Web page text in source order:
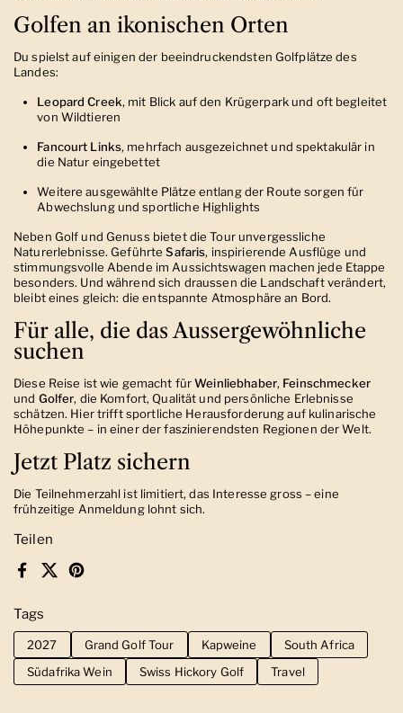
Teilen
Facebook
X (Twitter)Pinterest
Tags
2027 Grand Golf Tour Kapweine
South Africa
Südafrika Wein
Swiss Hickory Golf Travel
Golfen an ikonischen Orten
Du spielst auf einigen der beeindruckendsten Golfplätze des
Landes:
Leopard Creek, mit Blick auf den Krügerpark und oft begleitet
von Wildtieren
Fancourt Links, mehrfach ausgezeichnet und spektakulär in
die Natur eingebettet
Weitere ausgewählte Plätze entlang der Route sorgen für
Abwechslung und sportliche Highlights
Neben Golf und Genuss bietet die Tour unvergessliche
Naturerlebnisse. GeführteSafaris, inspirierende Ausflüge und
stimmungsvolle Abende im Aussichtswagen machen jede Etappe
besonders. Und während sich draussen die Landschaft verändert,
bleibt eines gleich: die entspannte Atmosphäre an Bord.
Für alle, die das Aussergewöhnliche
suchen
Diese Reise ist wie gemacht fürWeinliebhaber, Feinschmecker
und Golfer, die Komfort, Qualität und persönliche Erlebnisse
schätzen. Hier trifft sportliche Herausforderung auf kulinarische
Höhepunkte – in einer der faszinierendsten Regionen der Welt.
Jetzt Platz sichern
Die Teilnehmerzahl ist limitiert, das Interesse gross – eine
frühzeitige Anmeldung lohnt sich.